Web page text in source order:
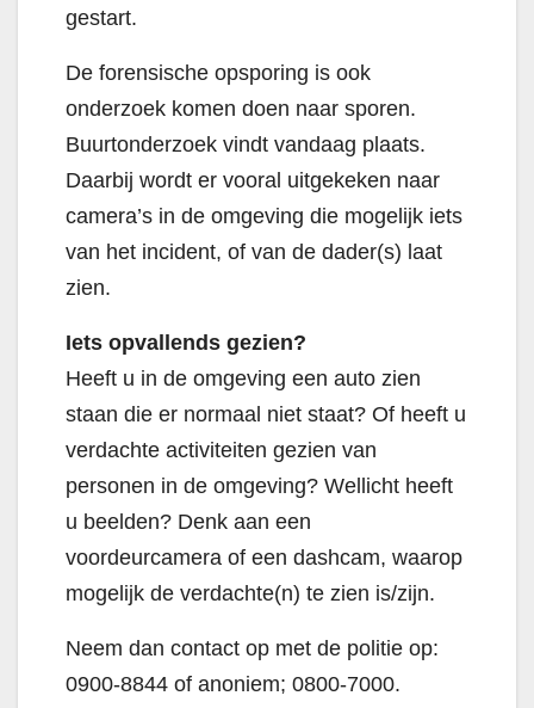
gestart.
De forensische opsporing is ook
onderzoek komen doen naar sporen.
Buurtonderzoek vindt vandaag plaats.
Daarbij wordt er vooral uitgekeken naar
camera’s in de omgeving die mogelijk iets
van het incident, of van de dader(s) laat
zien.
Iets opvallends gezien?
Heeft u in de omgeving een auto zien
staan die er normaal niet staat? Of heeft u
verdachte activiteiten gezien van
personen in de omgeving? Wellicht heeft
u beelden? Denk aan een
voordeurcamera of een dashcam, waarop
mogelijk de verdachte(n) te zien is/zijn.
Neem dan contact op met de politie op:
0900-8844 of anoniem; 0800-7000.